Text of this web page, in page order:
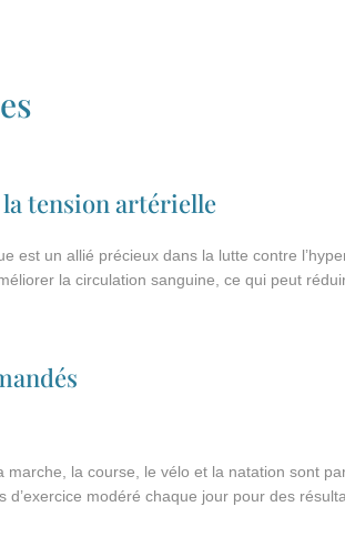
la tension artérielle
est un allié précieux dans la lutte contre
la circulation sanguine, ce qui peut
marche, la course, le vélo et la natation sont
modéré chaque jour pour des